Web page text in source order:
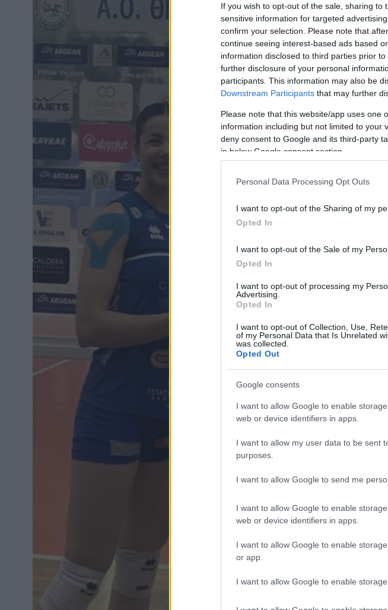
If you wish to opt-out of the sale, sharing
sensitive information for targeted
confirm your selection. Please note that
continue seeing interest-based ads based
information disclosed to third parties prior
further disclosure of your personal
participants. This information may also be
Downstream Participants that may further
Please note that this website/app uses one
information including but not limited to your
deny consent to Google and its third-party
in below Google consent section.
Personal Data Processing Opt Outs
I want to opt-out of the Sharing of my
Opted In
I want to opt-out of the Sale of my
Opted In
I want to opt-out of processing my
Advertising.
Opted In
I want to opt-out of Collection, Use,
of my Personal Data that Is Unrelated
was collected.
Opted Out
Google consents
I want to allow Google to enable
web or device identifiers in apps.
I want to allow my user data to be sent
purposes.
I want to allow Google to send me
I want to allow Google to enable
web or device identifiers in apps.
I want to allow Google to enable
or app.
I want to allow Google to enable